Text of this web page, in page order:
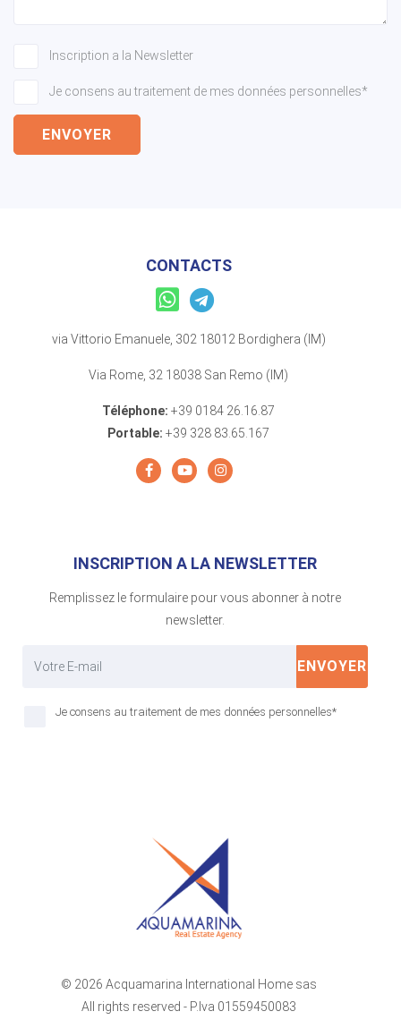
Inscription a la Newsletter
Je consens au traitement de mes données personnelles*
ENVOYER
© 2026 Acquamarina International Home sas
All rights reserved - P.Iva 01559450083
CONTACTS
via Vittorio Emanuele, 302 18012 Bordighera (IM)
Via Rome, 32 18038 San Remo (IM)
Téléphone: +39 0184 26.16.87
Portable: +39 328 83.65.167
INSCRIPTION A LA NEWSLETTER
Remplissez le formulaire pour vous abonner à notre
newsletter.
ENVOYER
Je consens au traitement de mes données personnelles*